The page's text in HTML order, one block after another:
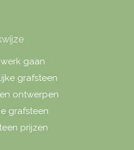
gaan
grafsteen
ontwerpen
grafsteen
prijzen